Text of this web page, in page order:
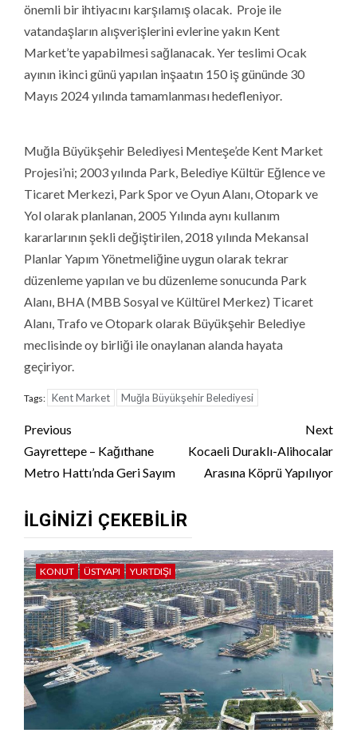
önemli bir ihtiyacını karşılamış olacak. Proje ile
vatandaşların alışverişlerini evlerine yakın Kent
Market’te yapabilmesi sağlanacak. Yer teslimi Ocak
ayının ikinci günü yapılan inşaatın 150 iş gününde 30
Mayıs 2024 yılında tamamlanması hedefleniyor.
Muğla Büyükşehir Belediyesi Menteşe’de Kent Market
Projesi’ni; 2003 yılında Park, Belediye Kültür Eğlence ve
Ticaret Merkezi, Park Spor ve Oyun Alanı, Otopark ve
Yol olarak planlanan, 2005 Yılında aynı kullanım
kararlarının şekli değiştirilen, 2018 yılında Mekansal
Planlar Yapım Yönetmeliğine uygun olarak tekrar
düzenleme yapılan ve bu düzenleme sonucunda Park
Alanı, BHA (MBB Sosyal ve Kültürel Merkez) Ticaret
Alanı, Trafo ve Otopark olarak Büyükşehir Belediye
meclisinde oy birliği ile onaylanan alanda hayata
geçiriyor.
Tags: Kent Market Muğla Büyükşehir Belediyesi
Continue
Reading
Previous
Gayrettepe – Kağıthane
Metro Hattı’nda Geri Sayım
Next
Kocaeli Duraklı-Alihocalar
Arasına Köprü Yapılıyor
İLGINIZI ÇEKEBILIR
KONUT ÜSTYAPI YURTDIŞI